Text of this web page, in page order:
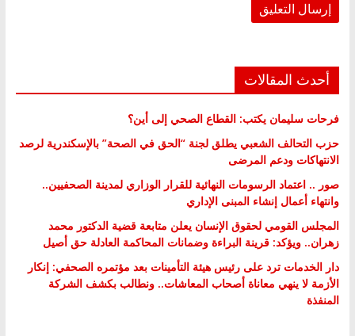
أحدث المقالات
فرحات سليمان يكتب: القطاع الصحي إلى أين؟
حزب التحالف الشعبي يطلق لجنة “الحق في الصحة” بالإسكندرية لرصد
الانتهاكات ودعم المرضى
صور .. اعتماد الرسومات النهائية للقرار الوزاري لمدينة الصحفيين..
وانتهاء أعمال إنشاء المبنى الإداري
المجلس القومي لحقوق الإنسان يعلن متابعة قضية الدكتور محمد
زهران.. ويؤكد: قرينة البراءة وضمانات المحاكمة العادلة حق أصيل
دار الخدمات ترد على رئيس هيئة التأمينات بعد مؤتمره الصحفي: إنكار
الأزمة لا ينهي معاناة أصحاب المعاشات.. ونطالب بكشف الشركة
المنفذة